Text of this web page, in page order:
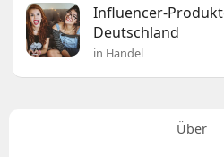
Influencer-
Deutschland
in Handel
Über